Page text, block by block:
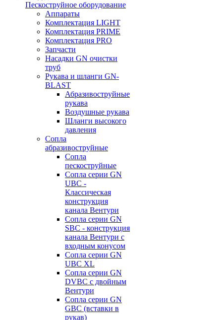
Пескоструйное оборудование
Аппараты
Комплектация LIGHT
Комплектация PRIME
Комплектация PRO
Запчасти
Насадки GN очистки
труб
Рукава и шланги GN-
BLAST
Абразивоструйные
рукава
Воздушные рукава
Шланги высокого
давления
Сопла
абразивоструйные
Сопла
пескоструйные
Сопла серии GN
UBC -
Классическая
конструкция
канала Вентури
Сопла серии GN
SBC - конструкция
канала Вентури c
входным конусом
Сопла серии GN
UBC XL
Сопла серии GN
DVBC с двойным
Вентури
Сопла серии GN
GBC (вставки в
рукав)